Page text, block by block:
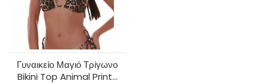
Γυναικείο Μαγιό Τρίγωνο
Bikini Top Animal Print...